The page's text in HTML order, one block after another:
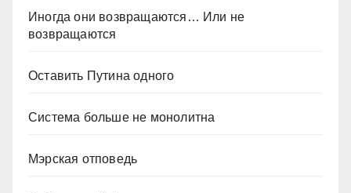
Иногда они возвращаются… Или не
возвращаются
Оставить Путина одного
Система больше не монолитна
Мэрская отповедь